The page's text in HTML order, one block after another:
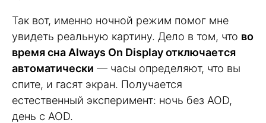
Так вот, именно ночной режим помог мне
увидеть реальную картину. Дело в том, что во
время сна Always On Display отключается
автоматически — часы определяют, что вы
спите, и гасят экран. Получается
естественный эксперимент: ночь без AOD,
день с AOD.